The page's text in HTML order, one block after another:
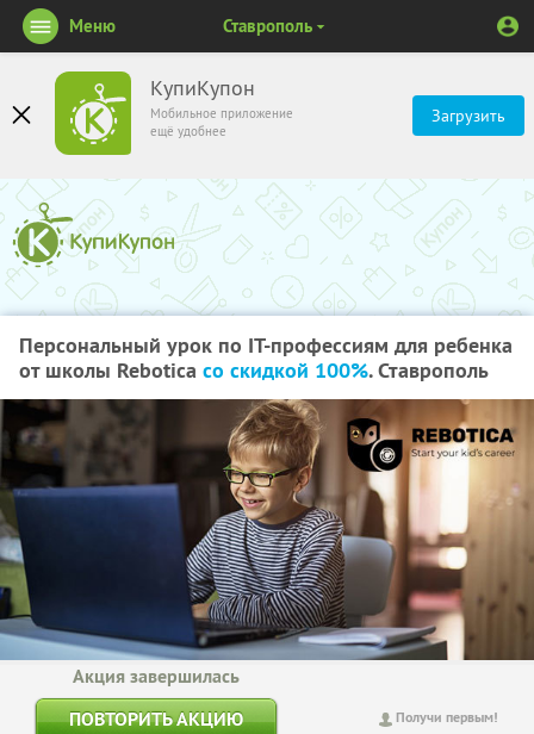
КупиКупон
Мобильное приложение
ещё удобнее
Загрузить
Меню Ставрополь
Персональный урок по IT-профессиям для ребенка
от школы Rebotica со скидкой 100%. Ставрополь
Получи первым!
Акция завершилась
ПОВТОРИТЬ АКЦИЮ